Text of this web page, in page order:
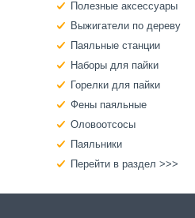
Полезные аксессуары
Выжигатели по дереву
Паяльные станции
Наборы для пайки
Горелки для пайки
Фены паяльные
Оловоотсосы
Паяльники
Перейти в раздел >>>